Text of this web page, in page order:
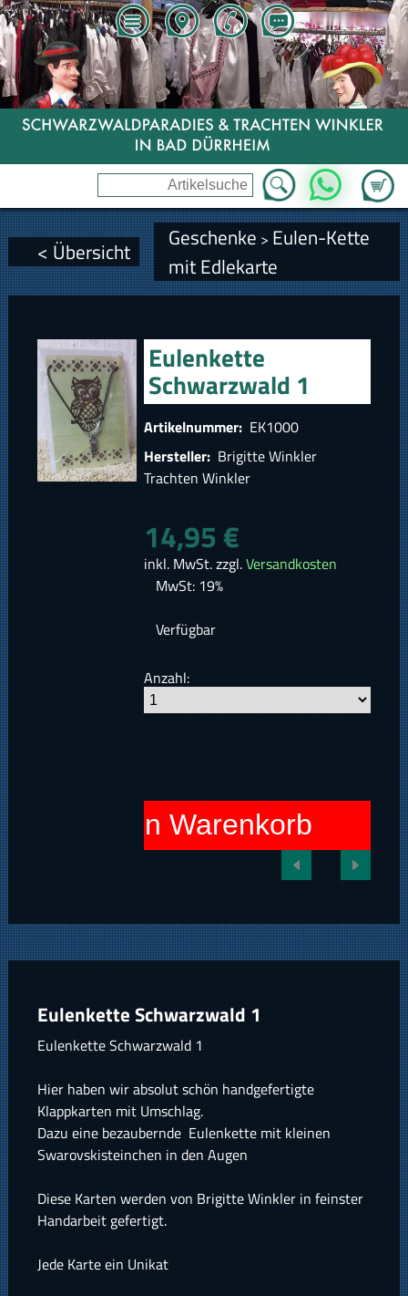
Zum
WhatsApp
< Übersicht Geschenke > Eulen-Kette
mit Edlekarte
Eulenkette
Schwarzwald 1
Artikelnummer: EK1000
Hersteller: Brigitte Winkler
Trachten Winkler
14,95 €
inkl. MwSt. zzgl.Versandkosten
MwSt: 19%
Verfügbar
Anzahl:
In den Warenkorb
Eulenkette Schwarzwald 1
Eulenkette Schwarzwald 1
Hier haben wir absolut schön handgefertigte
Klappkarten mit Umschlag.
Dazu eine bezaubernde Eulenkette mit kleinen
Swarovskisteinchen in den Augen
Diese Karten werden von Brigitte Winkler in feinster
Handarbeit gefertigt.
Jede Karte ein Unikat